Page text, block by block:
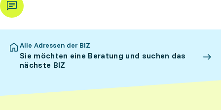
Alle Adressen der BIZ
Sie möchten eine Beratung und suchen das
nächste BIZ